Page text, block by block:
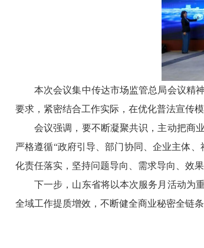
本次会议集中传达市场监管总局会议精
要求，紧密结合工作实际，在优化普法宣传
会议强调，要不断凝聚共识，主动把商
严格遵循“政府引导、部门协同、企业主体
化责任落实，坚持问题导向、需求导向、效
下一步，山东省将以本次服务月活动为
全域工作提质增效，不断健全商业秘密全链